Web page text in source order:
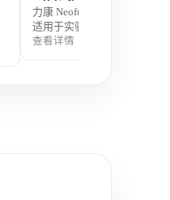
力康 Neofuge 1600 高速离心
适用于实验室、生物医学、
样品分离，支持大容量与高
查看详情 →